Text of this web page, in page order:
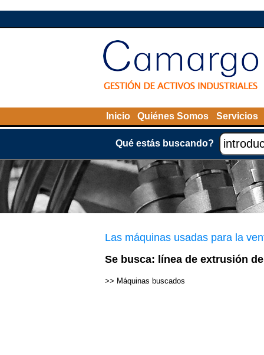
Inicio Quiénes Somos Servicios
Qué estás buscando?
Las máquinas usadas para la
Se busca: línea de extrusión
>> Máquinas buscados